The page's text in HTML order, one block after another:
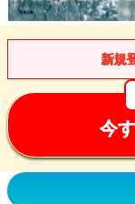
新規
今